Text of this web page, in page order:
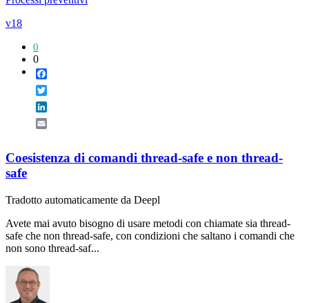
v18
0
0
Coesistenza di comandi thread-safe e non thread-
safe
Tradotto automaticamente da Deepl
Avete mai avuto bisogno di usare metodi con chiamate sia thread-
safe che non thread-safe, con condizioni che saltano i comandi che
non sono thread-saf...